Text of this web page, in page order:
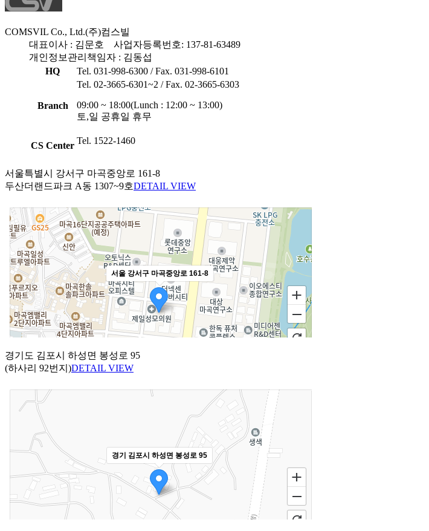
COMSVIL Co., Ltd.(주)컴스빌
대표이사 : 김문호 사업자등록번호: 137-81-63489
개인정보관리책임자 : 김동섭
HQ
Tel. 031-998-6300 / Fax. 031-998-6101
Branch
Tel. 02-3665-6301~2 / Fax. 02-3665-6303
09:00 ~ 18:00(Lunch : 12:00 ~ 13:00)
토,일 공휴일 휴무
CS Center Tel. 1522-1460
서울특별시 강서구 마곡중앙로 161-8
두산더랜드파크 A동 1307~9호DETAIL VIEW
경기도 김포시 하성면 봉성로 95
(하사리 92번지)DETAIL VIEW